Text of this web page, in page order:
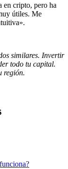
en cripto, pero ha
útiles. Me
similares. Invertir
todo tu capital.
región.